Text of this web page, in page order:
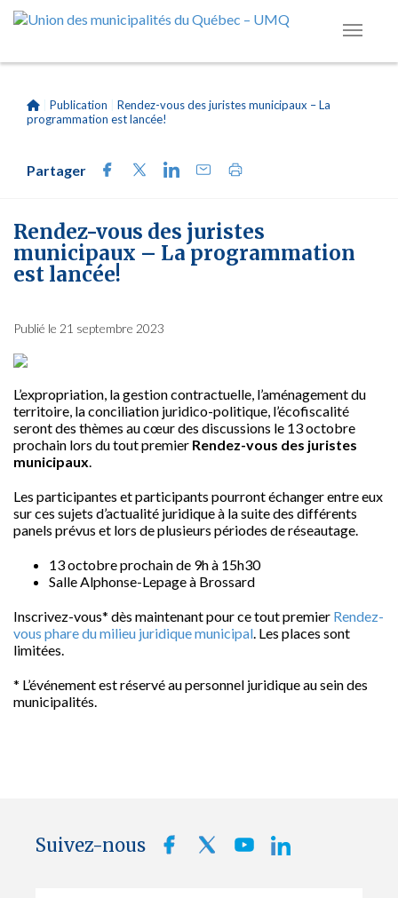
Publication
Rendez-vous des juristes municipaux – La
programmation est lancée!
Partager
Rendez-vous des juristes
municipaux – La programmation
est lancée!
Publié le 21 septembre 2023
L’expropriation, la gestioncontractuelle, l’aménagement du
territoire, la conciliation juridico-politique, l’écofiscalité
seront des thèmes au cœur des discussions le 13 octobre
prochain lors du tout premier Rendez-vous des juristes
municipaux.
Les participantes et participants pourront échanger entre eux
sur ces sujets d’actualité juridique à la suite des différents
panels prévus et lors de plusieurs périodes de réseautage.
13 octobre prochain de 9h à 15h30
Salle Alphonse-Lepage à Brossard
Inscrivez-vous* dès maintenant pour ce tout premier Rendez-
vous phare du milieu juridique municipal. Les places sont
limitées.
* L’événement est réservé au personnel juridique au sein des
municipalités.
Suivez-nous